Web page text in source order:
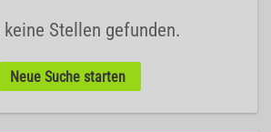
keine Stellen gefunden.
Neue Suche starten